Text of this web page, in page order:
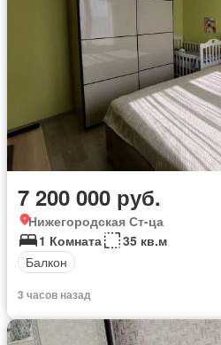
7 200 000 руб.
Нижегородская Ст-ца
1 Комната
35 кв.м
Балкон
3 часов назад